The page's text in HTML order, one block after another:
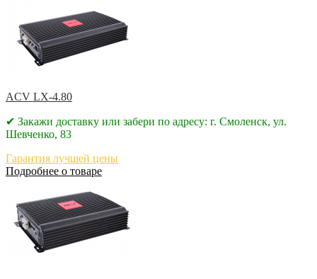
ACV LX-4.80
✔ Закажи доставку или забери по адресу: г. Смоленск, ул.
Шевченко, 83
Гарантия лучшей цены
Подробнее о товаре